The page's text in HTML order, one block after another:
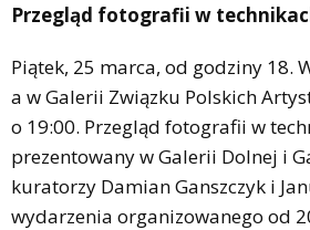
Przegląd fotografii w
Piątek, 25 marca, od godziny 18.
a w Galerii Związku Polskich
o 19:00. Przegląd fotografii w
prezentowany w Galerii Dolnej i
kuratorzy Damian Ganszczyk i
wydarzenia organizowanego od